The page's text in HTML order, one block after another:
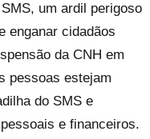
um ardil perigoso
enganar cidadãos
da CNH em
pessoas estejam
do SMS e
e financeiros.